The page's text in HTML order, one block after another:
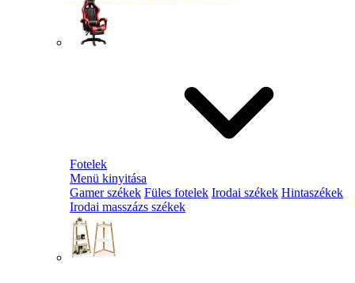
Fotelek
Menü kinyitása
Gamer székek Füles fotelek Irodai székek Hintaszékek
Irodai masszázs székek